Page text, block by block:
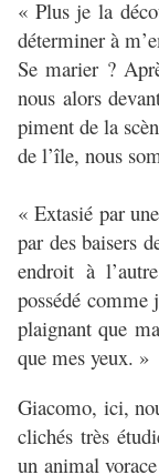
« Plus je la
déterminer à
Se marier ?
nous alors
piment de la
de l’île, nous
« Extasié par
par des baisers
endroit à
possédé comme
plaignant que
que mes yeux. »
Giacomo, ici,
clichés très
un animal